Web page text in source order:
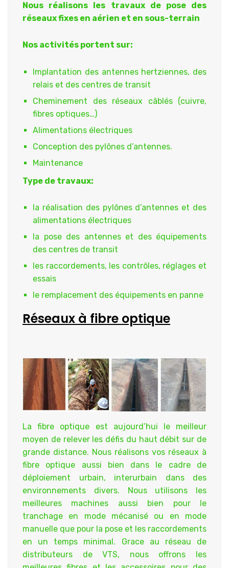
Nous réalisons les travaux de pose des
réseaux fixes en aérien et en sous-terrain
Nos activités portent sur:
Implantation des antennes hertziennes, des
relais et des centres de transit
Cheminement des réseaux câblés (cuivre,
fibres optiques…)
Alimentations électriques
Conception des pylônes d’antennes.
Maintenance
Type de travaux:
la réalisation des pylônes d’antennes et des
alimentations électriques
la pose des antennes et des équipements
des centres de transit
les raccordements, les contrôles, réglages et
essais
le remplacement des équipements en panne
Réseaux à fibre optique
La fibre optique est aujourd’hui le meilleur
moyen de relever les défis du haut débit sur de
grande distance. Nous réalisons vos réseaux à
fibre optique aussi bien dans le cadre de
déploiement urbain, interurbain dans des
environnements divers. Nous utilisons les
meilleures machines aussi bien pour le
tranchage en mode mécanisé ou en mode
manuelle que pour la pose et les raccordements
en un temps minimal. Grace au réseau de
distributeurs de VTS, nous offrons les